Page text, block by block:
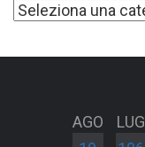
Categorie
AGO
LUG